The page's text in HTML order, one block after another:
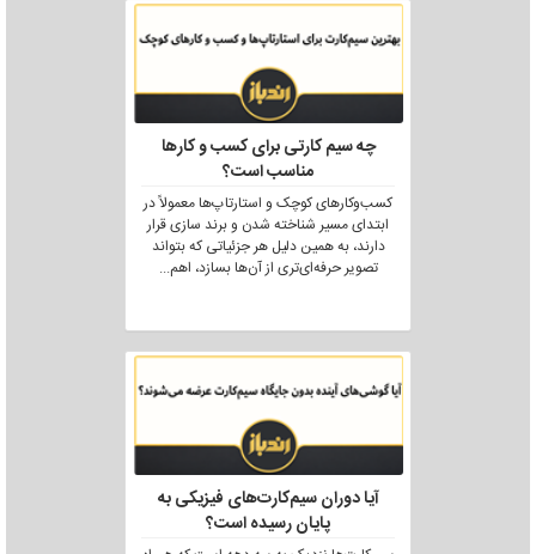
چه سیم کارتی برای کسب و کارها
مناسب است؟
کسب‌وکارهای کوچک و استارتاپ‌ها معمولاً در
ابتدای مسیر شناخته شدن و برند سازی قرار
دارند، به همین دلیل هر جزئیاتی که بتواند
تصویر حرفه‌ای‌تری از آن‌ها بسازد، اهم...
آیا دوران سیم‌کارت‌های فیزیکی به
پایان رسیده است؟